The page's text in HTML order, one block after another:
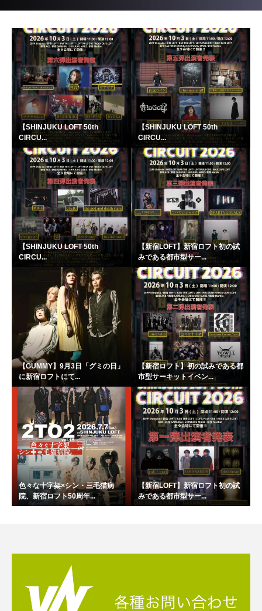
【SHINJUKU LOFT 50th
CIRCU...
【SHINJUKU LOFT 50th
CIRCU...
【SHINJUKU LOFT 50th
CIRCU...
【新宿LOFT】新宿ロフト初の試
みである都市型サー...
【GUMMY】9月3日「グミの日」
に新宿ロフトにて...
【新宿ロフト】初の試みである都
市型サーキットイベン...
色々な十字架×シン・三毛猫病
院、新宿ロフト50周年...
【新宿LOFT】新宿ロフト初の試
みである都市型サー...